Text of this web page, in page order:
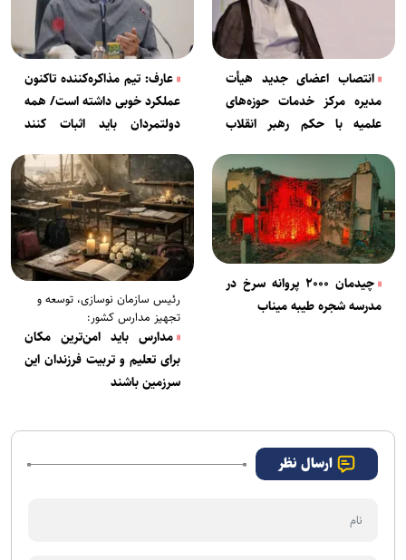
انتصاب اعضای جدید هیأت
مدیره مرکز خدمات حوزه‌های
علمیه با حکم رهبر انقلاب
عارف: تیم مذاکره‌کننده تاکنون
عملکرد خوبی داشته است/ همه
دولتمردان باید اثبات کنند
چیدمان ۲۰۰۰ پروانه سرخ در
مدرسه شجره طیبه میناب
رئیس سازمان نوسازی، توسعه و
تجهیز مدارس کشور:
مدارس باید امن‌ترین مکان
برای تعلیم و تربیت فرزندان این
سرزمین باشند
ارسال نظر